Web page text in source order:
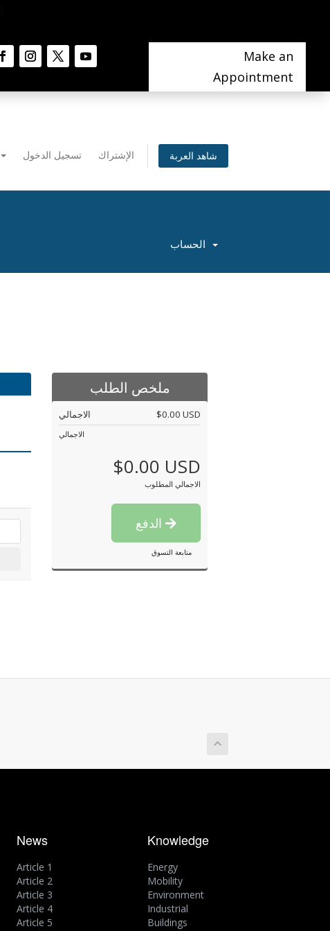
Make an
Appointment
تسجيل الدخول الإشتراك شاهد العربة
ملخص الطلب
الاجمالي $0.00 USD
الاجمالي
$0.00 USD
الاجمالي المطلوب
متابعة التسوق
News
Article 1
Article 2
Article 3
Article 4
Article 5
Knowledge
Energy
Mobility
Environment
Industrial
Buildings